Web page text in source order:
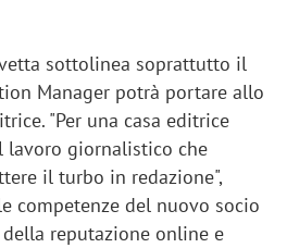
sottolinea soprattutto il
Manager potrà portare allo
"Per una casa editrice
lavoro giornalistico che
il turbo in redazione",
competenze del nuovo socio
reputazione online e